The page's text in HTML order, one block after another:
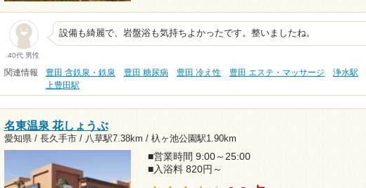
40代 男性
設備も綺麗で、岩盤浴も気持ちよかったです。整いましたね。
関連情報 豊田 含鉄泉・鉄泉 豊田 糖尿病 豊田 冷え性 豊田 エステ・マッサージ 浄水駅
上豊田駅
名東温泉 花しょうぶ
愛知県 / 長久手市 / 八草駅7.38km / 杁ヶ池公園駅1.90km
■営業時間 9:00～25:00
■入浴料 820円～